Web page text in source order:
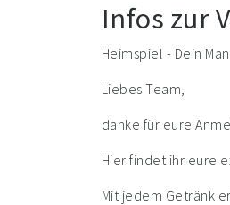
Infos zur
Heimspiel - Dein
Liebes Team,
danke für eure
Hier findet ihr eure
Mit jedem Getränk